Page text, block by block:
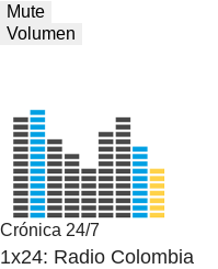
Mute
Volumen
Crónica 24/7
1x24: Radio Colombia